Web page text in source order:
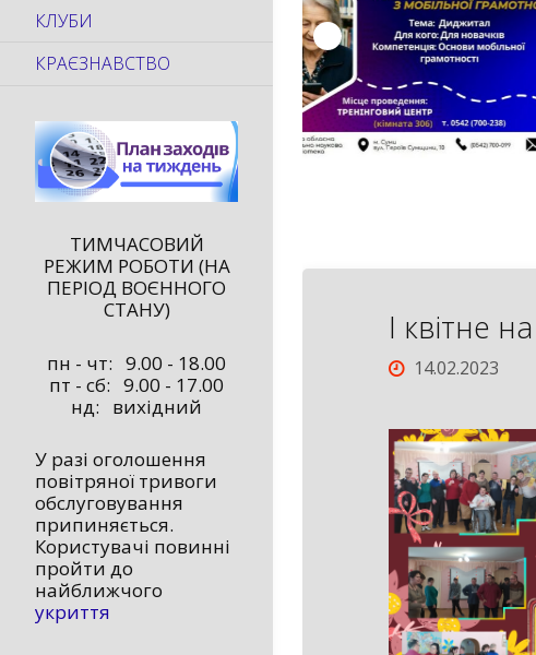
І квітне
14.02.2023
КЛУБИ
КРАЄЗНАВСТВО
ТИМЧАСОВИЙ
РЕЖИМ РОБОТИ (НА
ПЕРІОД ВОЄННОГО
СТАНУ)
пн - чт: 9.00 - 18.00
пт - сб: 9.00 - 17.00
нд: вихідний
У разі оголошення
повітряної тривоги
обслуговування
припиняється.
Користувачі повинні
пройти до
найближчого
укриття